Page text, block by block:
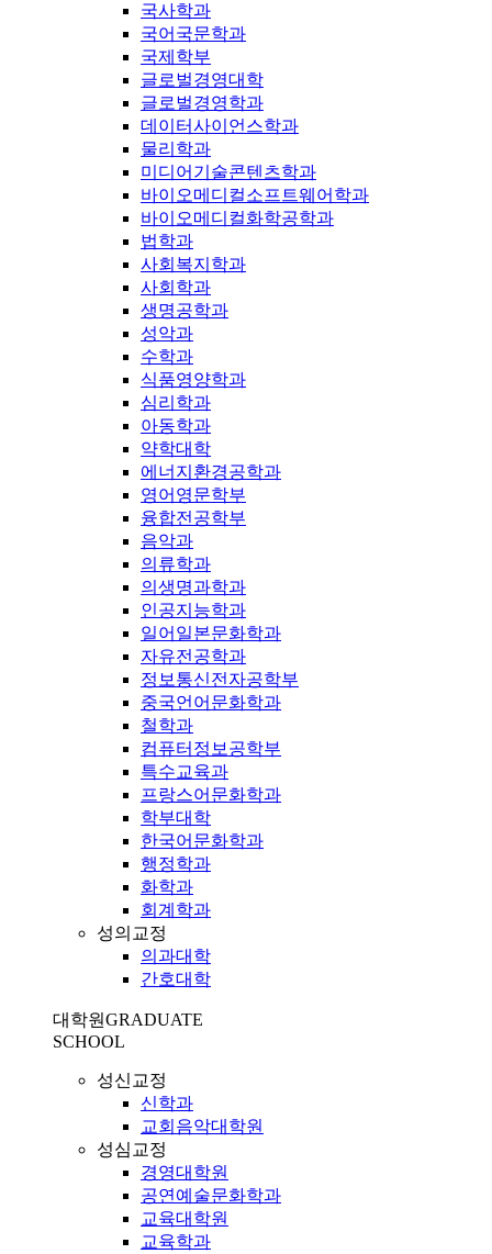
국사학과
국어국문학과
국제학부
글로벌경영대학
글로벌경영학과
데이터사이언스학과
물리학과
미디어기술콘텐츠학과
바이오메디컬소프트웨어학과
바이오메디컬화학공학과
법학과
사회복지학과
사회학과
생명공학과
성악과
수학과
식품영양학과
심리학과
아동학과
약학대학
에너지환경공학과
영어영문학부
융합전공학부
음악과
의류학과
의생명과학과
인공지능학과
일어일본문화학과
자유전공학과
정보통신전자공학부
중국언어문화학과
철학과
컴퓨터정보공학부
특수교육과
프랑스어문화학과
학부대학
한국어문화학과
행정학과
화학과
회계학과
성의교정
의과대학
간호대학
대학원GRADUATE
SCHOOL
성신교정
신학과
교회음악대학원
성심교정
경영대학원
공연예술문화학과
교육대학원
교육학과